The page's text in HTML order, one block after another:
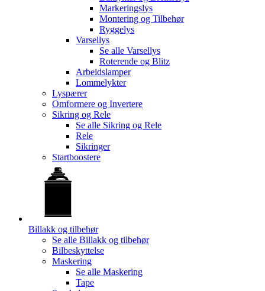
Markeringslys
Montering og Tilbehør
Ryggelys
Varsellys
Se alle Varsellys
Roterende og Blitz
Arbeidslamper
Lommelykter
Lyspærer
Omformere og Invertere
Sikring og Rele
Se alle Sikring og Rele
Rele
Sikringer
Startboostere
Billakk og tilbehør
Se alle Billakk og tilbehør
Bilbeskyttelse
Maskering
Se alle Maskering
Tape